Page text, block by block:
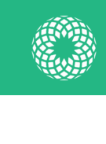
conteúdo